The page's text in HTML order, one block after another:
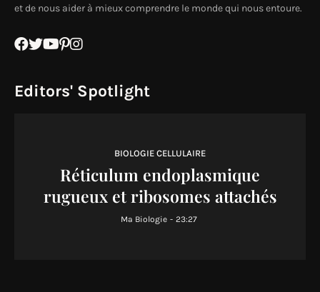
et de nous aider à mieux comprendre le monde qui nous entoure.
Editors' Spotlight
BIOLOGIE CELLULAIRE
Réticulum endoplasmique
rugueux et ribosomes attachés
Ma Biologie - 23:27